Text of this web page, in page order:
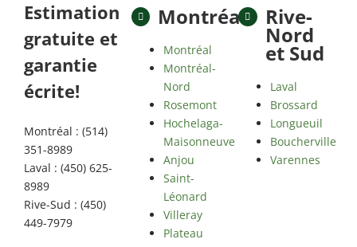
Estimation
gratuite et
garantie
écrite!
Montréal : (514)
351-8989
Laval : (450) 625-
8989
Rive-Sud : (450)
449-7979
Montréal
Montréal
Montréal-
Nord
Rosemont
Hochelaga-
Maisonneuve
Anjou
Saint-
Léonard
Villeray
Plateau
Rive-
Nord
et Sud
Laval
Brossard
Longueuil
Boucherville
Varennes